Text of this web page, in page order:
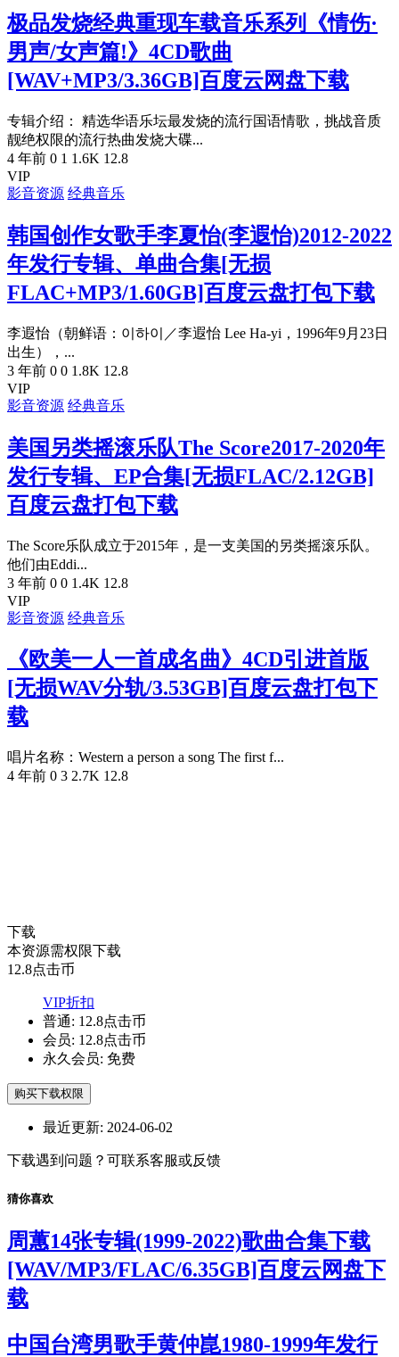
极品发烧经典重现车载音乐系列《情伤·
男声/女声篇!》4CD歌曲
[WAV+MP3/3.36GB]百度云网盘下载
专辑介绍： 精选华语乐坛最发烧的流行国语情歌，挑战音质
靓绝权限的流行热曲发烧大碟...
4 年前 0 1 1.6K 12.8
VIP
影音资源 经典音乐
韩国创作女歌手李夏怡(李遐怡)2012-2022
年发行专辑、单曲合集[无损
FLAC+MP3/1.60GB]百度云盘打包下载
李遐怡（朝鲜语：이하이／李遐怡 Lee Ha-yi，1996年9月23日
出生），...
3 年前 0 0 1.8K 12.8
VIP
影音资源 经典音乐
美国另类摇滚乐队The Score2017-2020年
发行专辑、EP合集[无损FLAC/2.12GB]
百度云盘打包下载
The Score乐队成立于2015年，是一支美国的另类摇滚乐队。
他们由Eddi...
3 年前 0 0 1.4K 12.8
VIP
影音资源 经典音乐
《欧美一人一首成名曲》4CD引进首版
[无损WAV分轨/3.53GB]百度云盘打包下
载
唱片名称：Western a person a song The first f...
4 年前 0 3 2.7K 12.8
下载
本资源需权限下载
12.8点击币
VIP折扣
普通: 12.8点击币
会员: 12.8点击币
永久会员: 免费
购买下载权限
最近更新: 2024-06-02
下载遇到问题？可联系客服或反馈
猜你喜欢
周蕙14张专辑(1999-2022)歌曲合集下载
[WAV/MP3/FLAC/6.35GB]百度云网盘下
载
中国台湾男歌手黄仲崑1980-1999年发行